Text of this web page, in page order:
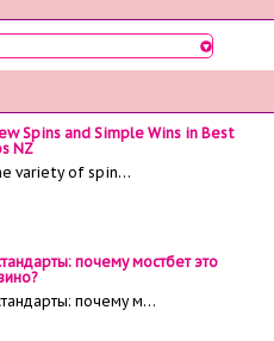
Spins and Simple Wins in Best
NZ
variety of spin…
почему мостбет это
почему м…